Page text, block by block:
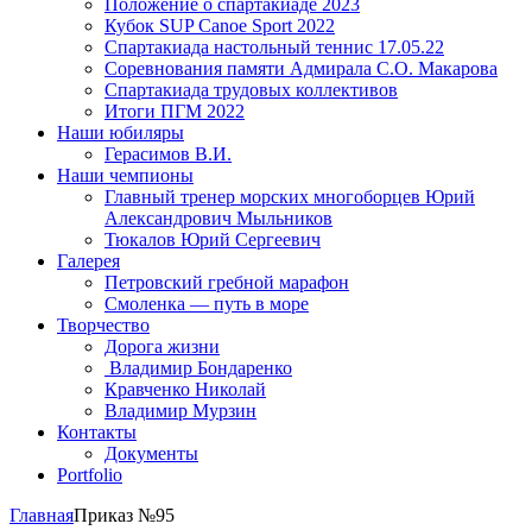
Положение о спартакиаде 2023
Кубок SUP Canoe Sport 2022
Спартакиада настольный теннис 17.05.22
Соревнования памяти Адмирала С.О. Макарова
Спартакиада трудовых коллективов
Итоги ПГМ 2022
Наши юбиляры
Герасимов В.И.
Наши чемпионы
Главный тренер морских многоборцев Юрий
Александрович Мыльников
Тюкалов Юрий Сергеевич
Галерея
Петровский гребной марафон
Смоленка — путь в море
Творчество
Дорога жизни
Владимир Бондаренко
Кравченко Николай
Владимир Мурзин
Контакты
Документы
Portfolio
ГлавнаяПриказ №95